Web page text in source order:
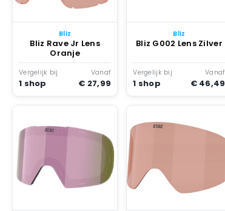
accessoires
Bliz
Bliz Rave Jr Lens
Oranje
Vergelijk bij
1 shop
Vanaf
€ 27,99
Bliz
Bliz G002 Lens Zilver
Vergelijk bij
1 shop
Vanaf
€ 46,49